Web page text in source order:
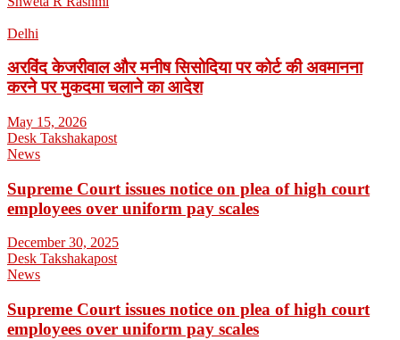
Delhi
अरविंद केजरीवाल और मनीष सिसोदिया पर कोर्ट की अवमानना
करने पर मुकदमा चलाने का आदेश
May 15, 2026
Desk Takshakapost
News
Supreme Court issues notice on plea of high court
employees over uniform pay scales
December 30, 2025
Desk Takshakapost
News
Supreme Court issues notice on plea of high court
employees over uniform pay scales